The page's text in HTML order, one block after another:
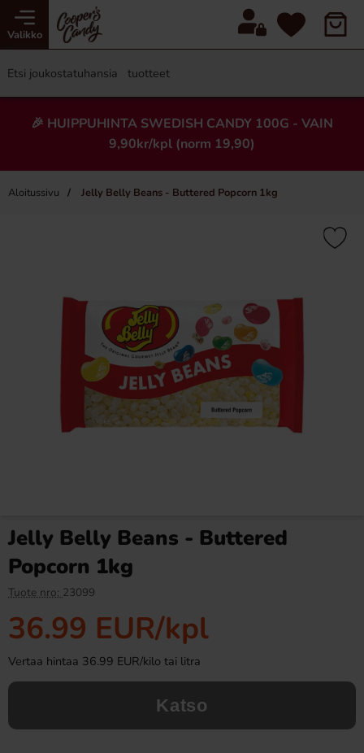
Valikko
🎉 HUIPPUHINTA SWEDISH CANDY 100G - VAIN
9,90kr/kpl (norm 19,90)
Aloitussivu Jelly Belly Beans - Buttered Popcorn 1kg
×
Jelly Belly Beans - Buttered
Popcorn 1kg
Tuote nro: 23099
36.99 EUR/kpl
Vertaa hintaa 36.99 EUR/kilo tai litra
Katso